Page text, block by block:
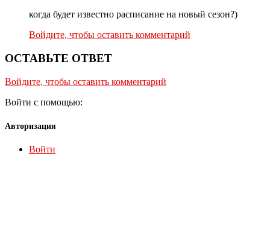
когда будет известно расписание на новый сезон?)
Войдите, чтобы оставить комментарий
ОСТАВЬТЕ ОТВЕТ
Войдите, чтобы оставить комментарий
Войти с помощью:
Авторизация
Войти